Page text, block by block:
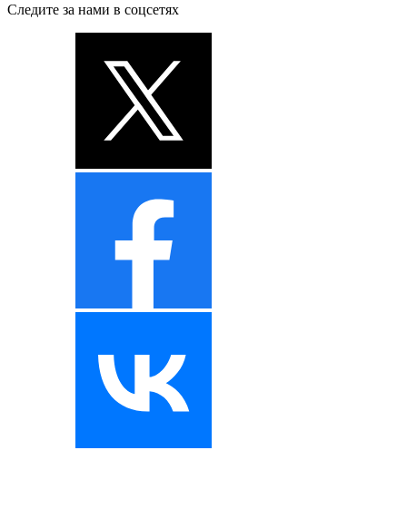
Следите за нами в соцсетях